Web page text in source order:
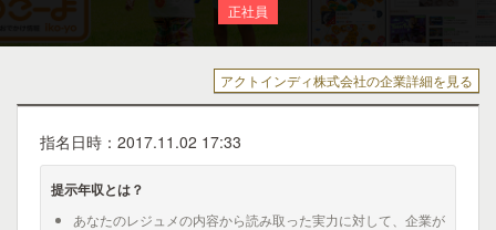
正社員
アクトインディ株式会社の企業詳細を見る
指名日時：2017.11.02 17:33
提示年収とは？
あなたのレジュメの内容から読み取った実力に対して、企業が